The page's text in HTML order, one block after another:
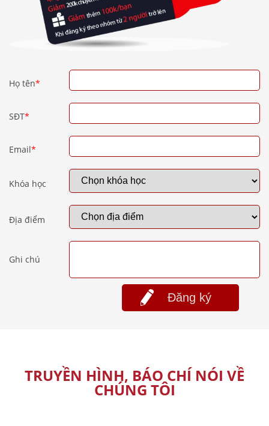
Họ tên*
SĐT*
Email*
Khóa học
Địa điểm
Ghi chú
Đăng ký
TRUYỀN HÌNH, BÁO CHÍ NÓI VỀ
CHÚNG TÔI